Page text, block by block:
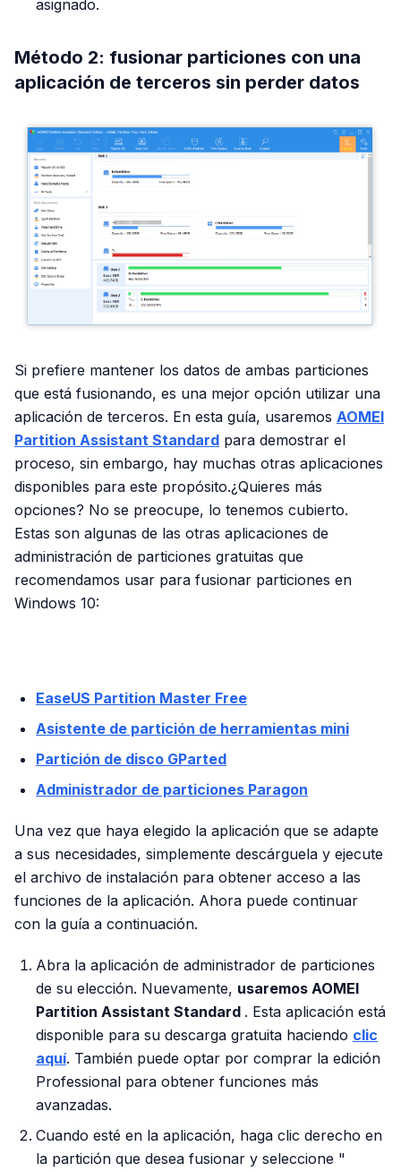
asignado.
Método 2: fusionar particiones con una
aplicación de terceros sin perder datos
Si prefiere mantener los datos de ambas particiones
que está fusionando, es una mejor opción utilizar una
aplicación de terceros. En esta guía, usaremos AOMEI
Partition Assistant Standard para demostrar el
proceso, sin embargo, hay muchas otras aplicaciones
disponibles para este propósito.¿Quieres más
opciones? No se preocupe, lo tenemos cubierto.
Estas son algunas de las otras aplicaciones de
administración de particiones gratuitas que
recomendamos usar para fusionar particiones en
Windows 10:
EaseUS Partition Master Free
Asistente de partición de herramientas mini
Partición de disco GParted
Administrador de particiones Paragon
Una vez que haya elegido la aplicación que se adapte
a sus necesidades, simplemente descárguela y ejecute
el archivo de instalación para obtener acceso a las
funciones de la aplicación. Ahora puede continuar
con la guía a continuación.
Abra la aplicación de administrador de particiones
de su elección. Nuevamente, usaremos AOMEI
Partition Assistant Standard . Esta aplicación está
disponible para su descarga gratuita haciendo clic
aquí. También puede optar por comprar la edición
Professional para obtener funciones más
avanzadas.
Cuando esté en la aplicación, haga clic derecho en
la partición que desea fusionar y seleccione "